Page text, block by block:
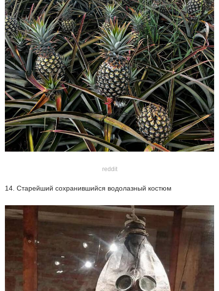
reddit
14. Старейший сохранившийся водолазный костюм